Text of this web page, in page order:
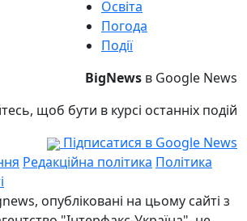
Освіта
Погода
Події
BigNews в Google News
щоб бути в курсі останніх подій
Підписатися в Google News
Редакційна політика Політика
опубліковані на цьому сайті з